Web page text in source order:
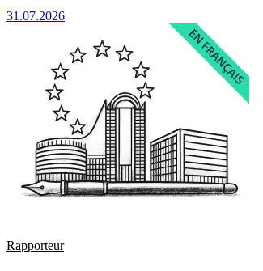
31.07.2026
Rapporteur